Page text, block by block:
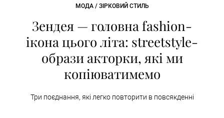
МОДА / ЗІРКОВИЙ СТИЛЬ
Зендея — головна fashion-
ікона цього літа: streetstyle-
образи акторки, які ми
копіюватимемо
Три поєднання, які легко повторити в повсякденні